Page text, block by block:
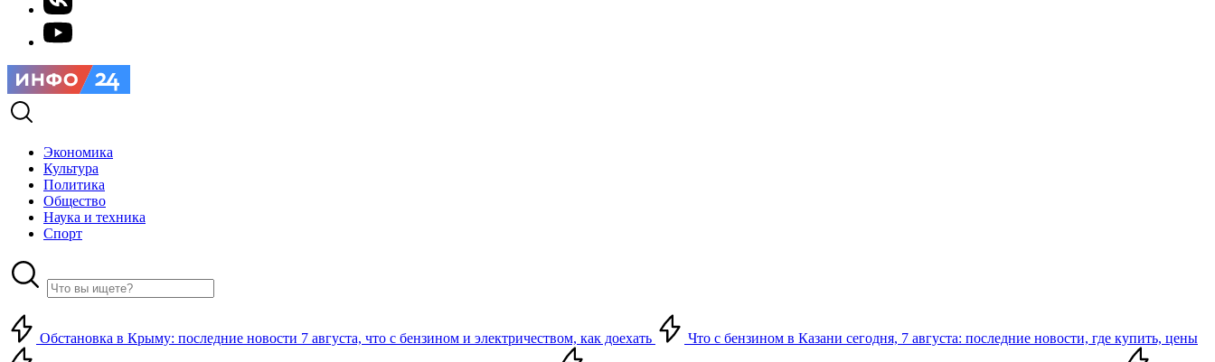
Экономика
Культура
Политика
Общество
Наука и техника
Спорт
Обстановка в Крыму: последние новости 7 августа, что с бензином и электричеством, как доехать Что с бензином в Казани сегодня, 7 августа: последние новости, где купить, цены